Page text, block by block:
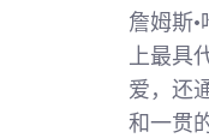
詹姆斯
上最具
爱，还
和一贯